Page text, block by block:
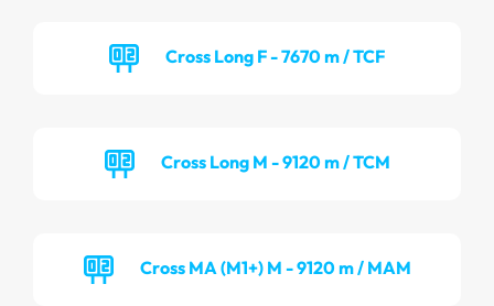
Cross Long F - 7670 m / TCF
Cross Long M - 9120 m / TCM
Cross MA (M1+) M - 9120 m / MAM